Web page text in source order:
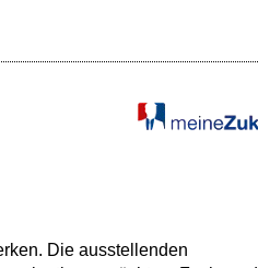
Die ausstellenden